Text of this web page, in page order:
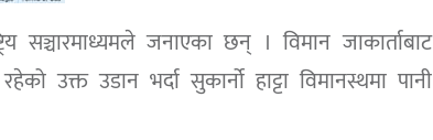
सञ्चारमाध्यमले जनाएका छन् । विमान जाकार्ताबाट
उक्त उडान भर्दा सुकार्नो हाट्टा विमानस्थमा पानी